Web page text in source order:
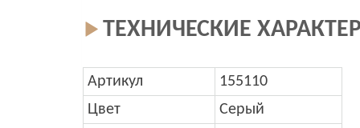
ТЕХНИЧЕСКИЕ
Артикул
155110
Цвет
Серый